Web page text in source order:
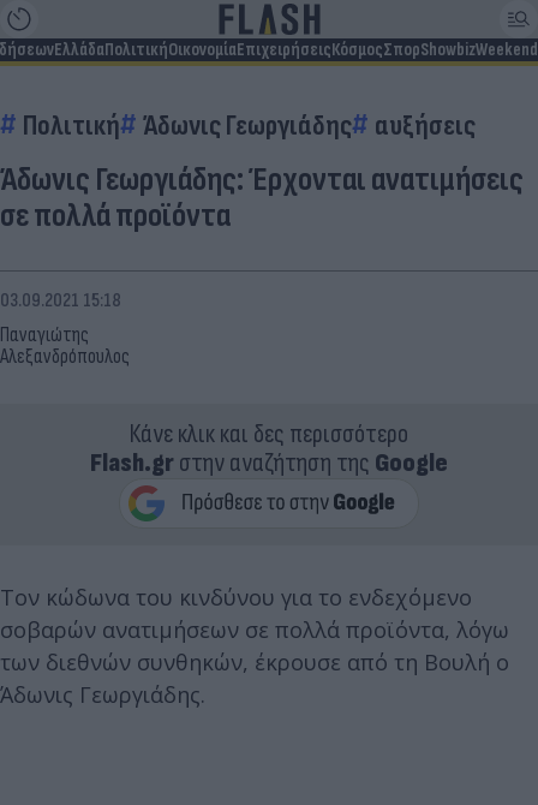
ΕλλάδαΠολιτικήΟικονομίαΕπιχειρήσειςΚόσμοςΣπορShowbizWeekend
Πολιτική Άδωνις Γεωργιάδης αυξήσεις
Άδωνις Γεωργιάδης: Έρχονται ανατιμήσεις
σε πολλά προϊόντα
Παναγιώτης
Αλεξανδρόπουλος
03.09.2021 15:18
Κάνε κλικ και δες περισσότερο
Flash.grστην αναζήτηση της Google
Τον κώδωνα του κινδύνου για το ενδεχόμενο
σοβαρών ανατιμήσεων σε πολλά προϊόντα, λόγω
των διεθνών συνθηκών, έκρουσε από τη Βουλή ο
Άδωνις Γεωργιάδης.